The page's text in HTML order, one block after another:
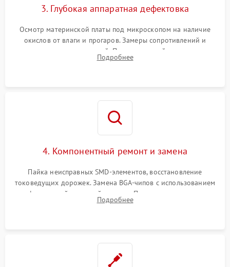
3. Глубокая аппаратная дефектовка
Осмотр материнской платы под микроскопом на наличие
окислов от влаги и прогаров. Замеры сопротивлений и
дежурных напряжений. Проверка цепей питания,
мультиконтроллера, процессора и видеочипа.
Подробнее
4. Компонентный ремонт и замена
Пайка неисправных SMD-элементов, восстановление
токоведущих дорожек. Замена BGA-чипов с использованием
инфракрасной паяльной станции. Прошивка микросхемы
BIOS или замена поврежденных портов USB
Подробнее